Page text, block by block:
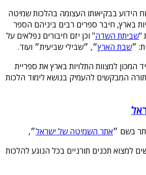
הידוע בבקיאותו העצומה בהלכות שמיטה
בארץ, חיבר ספרים רבים ביניהם הספר
"שביתת השדה" וכן יזם חיבורים נפלאים על
״שבת הארץ״, ״שבילי שביעית״ ועוד.
למצוות התלויות בארץ את ספריית
המבקשים להעמיק בנושא לימוד הלכות
בשם ״אתר השמיטה של ישראל״,
למצוא תכנים תורניים בכל הנוגע להלכות